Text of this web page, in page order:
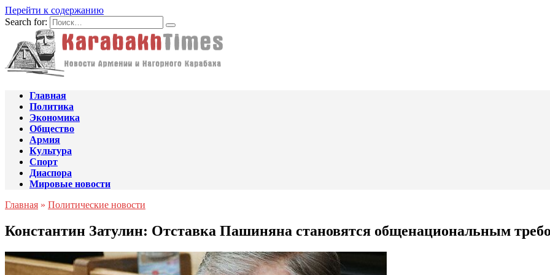
Перейти к содержанию
Search for:
Главная
Политика
Экономика
Общество
Армия
Культура
Спорт
Диаспора
Мировые новости
Главная » Политические новости
Константин Затулин: Отставка Пашиняна становятся общенациональным